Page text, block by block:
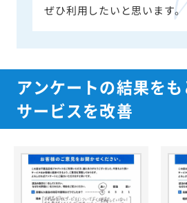
ぜひ利用したいと思います。
アンケートの結果をも
サービスを改善